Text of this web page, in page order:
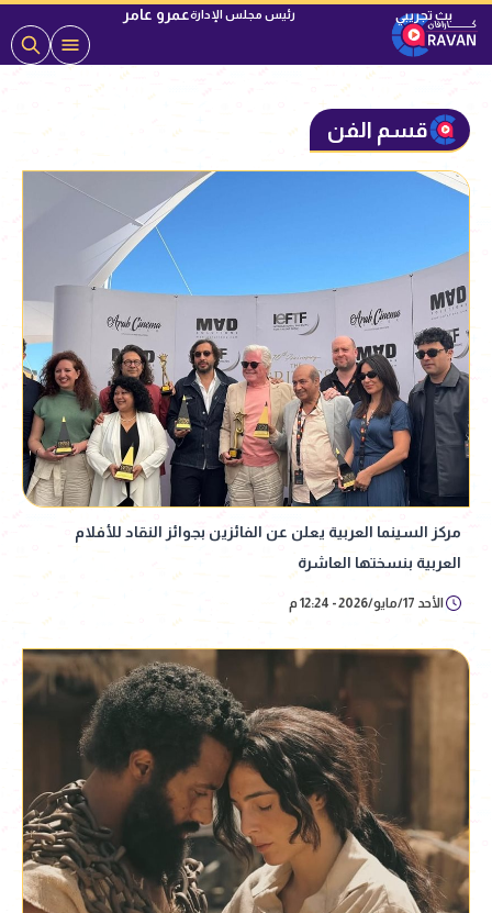
رئيس مجلس الإدارةعمرو عامر
قسم الفن
مركز السينما العربية يعلن عن الفائزين بجوائز النقاد للأفلام
العربية بنسختها العاشرة
الأحد 17/مايو/2026 - 12:24 م